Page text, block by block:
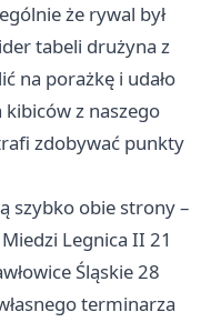
że rywal był
tabeli drużyna z
na porażkę i udało
z naszego
zdobywać punkty
szybko obie strony –
Legnica II 21
Śląskie 28
terminarza